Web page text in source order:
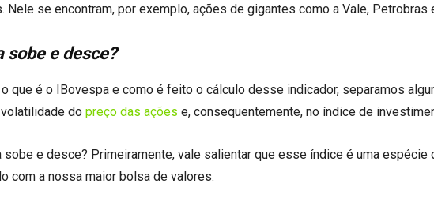
Nele se encontram, por exemplo, ações de gigantes como a Vale, Petrobras
sobe e desce?
que é o IBovespa e como é feito o cálculo desse indicador, separamos
do preço das ações e, consequentemente, no índice de
sobe e desce? Primeiramente, vale salientar que esse índice é uma espécie
com a nossa maior bolsa de valores.